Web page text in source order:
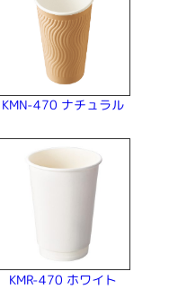
KMN-470 ナチュラル
KMR-470 ホワイト